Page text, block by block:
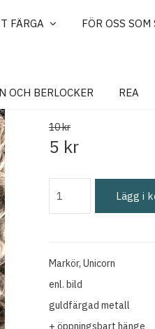
MARKÖR,
10 kr
5 kr
Lägg i
Markör, Unicorn
enl. bild
guldfärgad metall
+ öppningsbart hänge
FÄRGA FÖR OSS
OCH BERLOCKER REA